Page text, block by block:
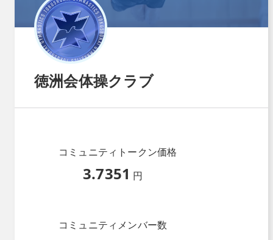
徳洲会体操クラブ
コミュニティトークン価格
3.7351 円
コミュニティメンバー数